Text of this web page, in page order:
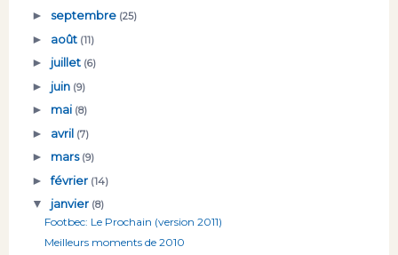
► septembre (25)
► août (11)
► juillet (6)
► juin (9)
► mai (8)
► avril (7)
► mars (9)
►février (14)
▼ janvier (8)
Footbec: Le Prochain (version 2011)
Meilleurs moments de 2010